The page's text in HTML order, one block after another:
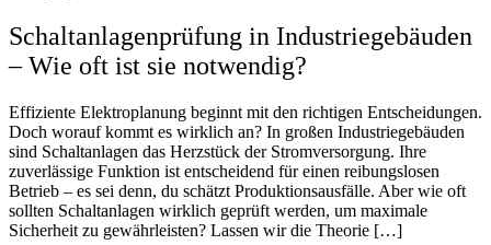
Schaltanlagenprüfung in Industriegebäuden
– Wie oft ist sie notwendig?
Effiziente Elektroplanung beginnt mit den richtigen Entscheidungen.
Doch worauf kommt es wirklich an? In großen Industriegebäuden
sind Schaltanlagen das Herzstück der Stromversorgung. Ihre
zuverlässige Funktion ist entscheidend für einen reibungslosen
Betrieb – es sei denn, du schätzt Produktionsausfälle. Aber wie oft
sollten Schaltanlagen wirklich geprüft werden, um maximale
Sicherheit zu gewährleisten? Lassen wir die Theorie […]